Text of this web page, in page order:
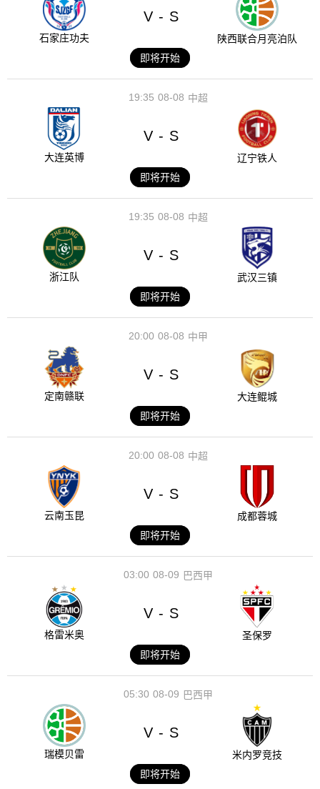
石家庄功夫
V - S
陕西联合月亮泊队
即将开始
08-08
19:35 中超
大连英博
V - S
辽宁铁人
即将开始
08-08
19:35 中超
浙江队
V - S
武汉三镇
即将开始
08-08
20:00 中甲
定南赣联
V - S
大连鲲城
即将开始
08-08
20:00 中超
云南玉昆
V - S
成都蓉城
即将开始
08-09
03:00 巴西甲
格雷米奥
V - S
圣保罗
即将开始
08-09
05:30 巴西甲
瑞模贝雷
V - S
米内罗竞技
即将开始